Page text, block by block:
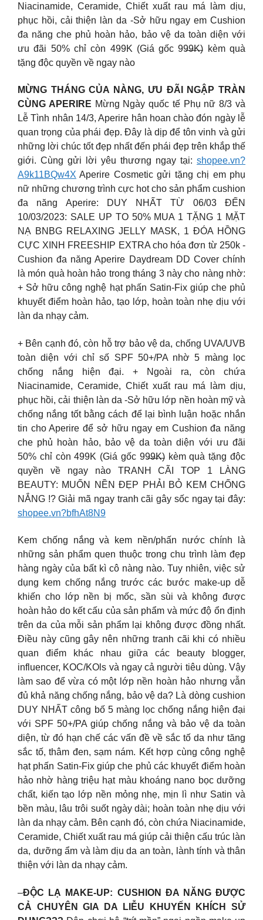
Niacinamide, Ceramide, Chiết xuất rau má làm dịu,
phục hồi, cải thiện làn da -Sở hữu ngay em Cushion
đa năng che phủ hoàn hảo, bảo vệ da toàn diện với
ưu đãi 50% chỉ còn 499K (Giá gốc 99̶9̶̶̶K̶) kèm quà
tặng độc quyền về ngay nào
MỪNG THÁNG CỦA NÀNG, ƯU ĐÃI NGẬP TRÀN
CÙNG APERIRE Mừng Ngày quốc tế Phụ nữ 8/3 và
Lễ Tình nhân 14/3, Aperire hân hoan chào đón ngày lễ
quan trọng của phái đẹp. Đây là dịp để tôn vinh và gửi
những lời chúc tốt đẹp nhất đến phái đẹp trên khắp thế
giới. Cùng gửi lời yêu thương ngay tại: shopee.vn?
A9k11BQw4X Aperire Cosmetic gửi tặng chị em phụ
nữ những chương trình cực hot cho sản phẩm cushion
đa năng Aperire: DUY NHẤT TỪ 06/03 ĐẾN
10/03/2023: SALE UP TO 50% MUA 1 TẶNG 1 MẶT
NẠ BNBG RELAXING JELLY MASK, 1 ĐÓA HỒNG
CỰC XINH FREESHIP EXTRA cho hóa đơn từ 250k -
Cushion đa năng Aperire Daydream DD Cover chính
là món quà hoàn hảo trong tháng 3 này cho nàng nhờ:
+ Sở hữu công nghệ hạt phấn Satin-Fix giúp che phủ
khuyết điểm hoàn hảo, tạo lớp, hoàn toàn nhẹ dịu với
làn da nhạy cảm.
+ Bên cạnh đó, còn hỗ trợ bảo vệ da, chống UVA/UVB
toàn diện với chỉ số SPF 50+/PA nhờ 5 màng lọc
chống nắng hiện đại. + Ngoài ra, còn chứa
Niacinamide, Ceramide, Chiết xuất rau má làm dịu,
phục hồi, cải thiện làn da -Sở hữu lớp nền hoàn mỹ và
chống nắng tốt bằng cách để lại bình luận hoặc nhắn
tin cho Aperire để sở hữu ngay em Cushion đa năng
che phủ hoàn hảo, bảo vệ da toàn diện với ưu đãi
50% chỉ còn 499K (Giá gốc 99̶9̶̶̶K̶) kèm quà tặng độc
quyền về ngay nào TRANH CÃI TOP 1 LÀNG
BEAUTY: MUỐN NỀN ĐẸP PHẢI BỎ KEM CHỐNG
NẮNG !? Giải mã ngay tranh cãi gây sốc ngay tại đây:
shopee.vn?bfhAt8N9
Kem chống nắng và kem nền/phấn nước chính là
những sản phẩm quen thuộc trong chu trình làm đẹp
hàng ngày của bất kì cô nàng nào. Tuy nhiên, việc sử
dụng kem chống nắng trước các bước make-up dễ
khiến cho lớp nền bị mốc, sần sùi và không được
hoàn hảo do kết cấu của sản phẩm và mức độ ổn định
trên da của mỗi sản phẩm lại không được đồng nhất.
Điều này cũng gây nên những tranh cãi khi có nhiều
quan điểm khác nhau giữa các beauty blogger,
influencer, KOC/KOls và ngay cả người tiêu dùng. Vậy
làm sao để vừa có một lớp nền hoàn hảo nhưng vẫn
đủ khả năng chống nắng, bảo vệ da? Là dòng cushion
DUY NHẤT công bố 5 màng lọc chống nắng hiện đại
với SPF 50+/PA giúp chống nắng và bảo vệ da toàn
diện, từ đó hạn chế các vấn đề về sắc tố da như tăng
sắc tố, thâm đen, sạm nám. Kết hợp cùng công nghệ
hạt phấn Satin-Fix giúp che phủ các khuyết điểm hoàn
hảo nhờ hàng triệu hạt màu khoáng nano bọc dưỡng
chất, kiến tạo lớp nền mỏng nhẹ, mịn lì như Satin và
bền màu, lâu trôi suốt ngày dài; hoàn toàn nhẹ dịu với
làn da nhạy cảm. Bên cạnh đó, còn chứa Niacinamide,
Ceramide, Chiết xuất rau má giúp cải thiện cấu trúc làn
da, dưỡng ẩm và làm dịu da an toàn, lành tính và thân
thiện với làn da nhạy cảm.
–ĐỘC LẠ MAKE-UP: CUSHION ĐA NĂNG ĐƯỢC
CẢ CHUYÊN GIA DA LIỄU KHUYẾN KHÍCH SỬ